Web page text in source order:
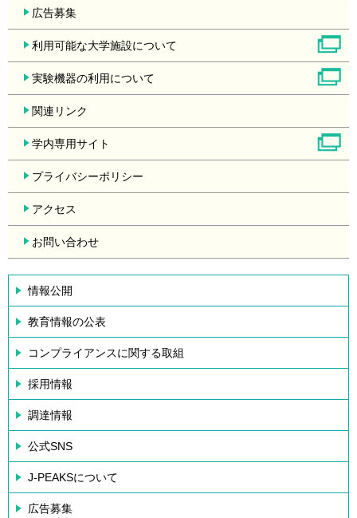
広告募集
利用可能な大学施設について
実験機器の利用について
関連リンク
学内専用サイト
プライバシーポリシー
アクセス
お問い合わせ
情報公開
教育情報の公表
コンプライアンスに関する取組
採用情報
調達情報
公式SNS
J-PEAKSについて
広告募集